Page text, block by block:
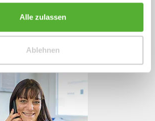
Alle zulassen
Ablehnen
34 04
Mo - Do, 09:00 - 16:00 Uhr
und Fr, 09:00 - 13:00 Uhr